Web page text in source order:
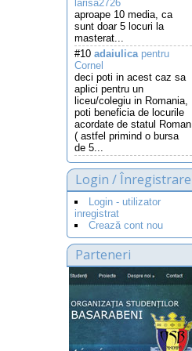
larisa2726
aproape 10 media, ca
sunt doar 5 locuri la
masterat...
#10 adaiulicapentru
Cornel
deci poti in acest caz sa
aplici pentru un
liceu/colegiu in Romania,
poti beneficia de locurile
acordate de statul Roman
( astfel primind o bursa
de 5...
Login / Înregistrare
Login - utilizator
inregistrat
Crează cont nou
Parteneri